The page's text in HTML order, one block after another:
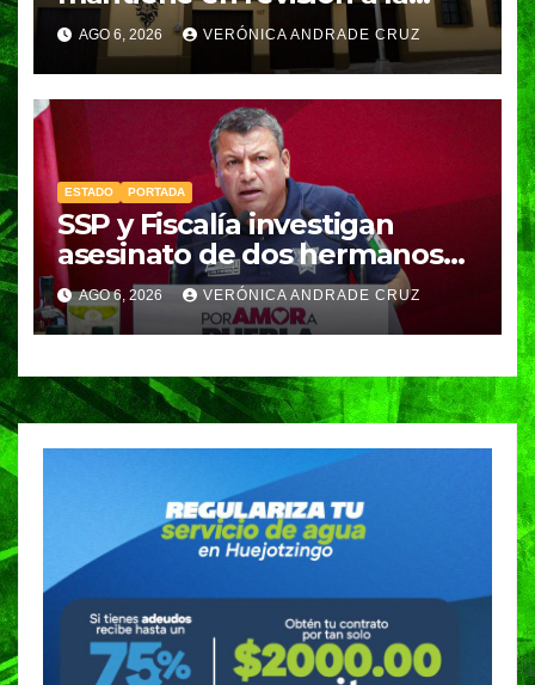
Academia Militarizada para
seguir operando: Armenta
AGO 6, 2026 VERÓNICA ANDRADE CRUZ
ESTADO PORTADA
SSP y Fiscalía investigan
asesinato de dos hermanos
en Huixcolotla; refuerzan
seguridad en la Central de
Abasto
AGO 6, 2026 VERÓNICA ANDRADE CRUZ